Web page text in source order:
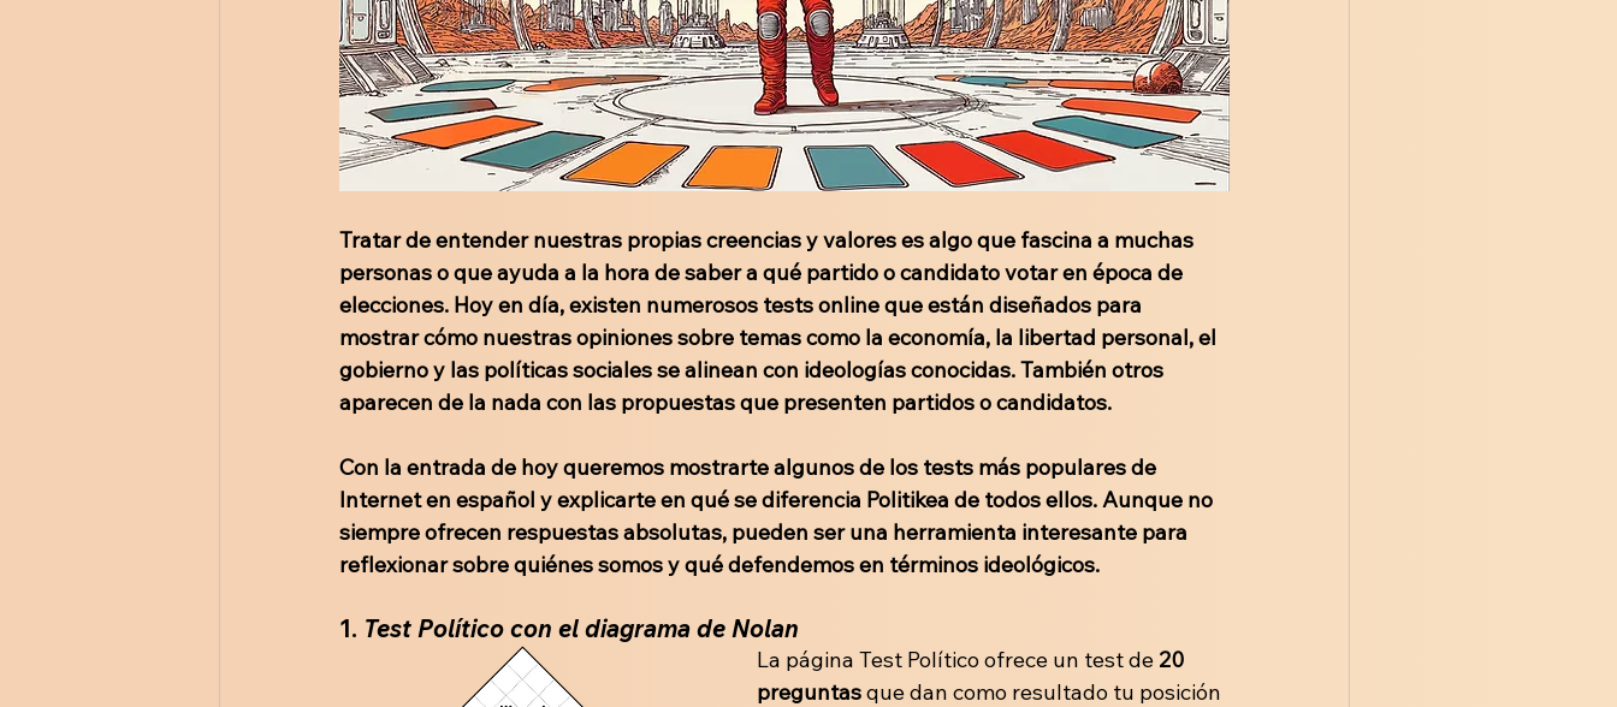
Tratar de entender nuestras propias creencias y valores es algo que fascina a muchas
personas o que ayuda a la hora de saber a qué partido o candidato votar en época de
elecciones. Hoy en día, existen numerosos tests online que están diseñados para
mostrar cómo nuestras opiniones sobre temas como la economía, la libertad personal, el
gobierno y las políticas sociales se alinean con ideologías conocidas. También otros
aparecen de la nada con las propuestas que presenten partidos o candidatos.
Con la entrada de hoy queremos mostrarte algunos de los tests más populares de
Internet en español y explicarte en qué se diferencia Politikea de todos ellos. Aunque no
siempre ofrecen respuestas absolutas, pueden ser una herramienta interesante para
reflexionar sobre quiénes somos y qué defendemos en términos ideológicos.
1. Test Político con el diagrama de Nolan
La página Test Político ofrece un test de 20
preguntas que dan como resultado tu posición